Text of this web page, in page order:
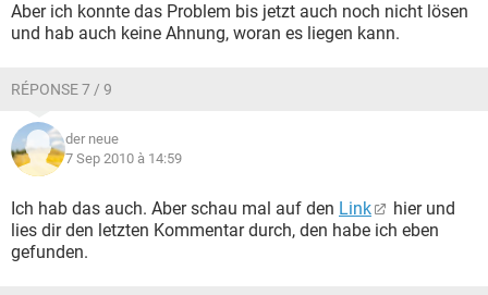
Aber ich konnte das Problem bis jetzt auch noch nicht lösen
und hab auch keine Ahnung, woran es liegen kann.
RÉPONSE 7 / 9
der neue
7 Sep 2010 à 14:59
Ich hab das auch. Aber schau mal auf den Link
hier und
lies dir den letzten Kommentar durch, den habe ich eben
gefunden.